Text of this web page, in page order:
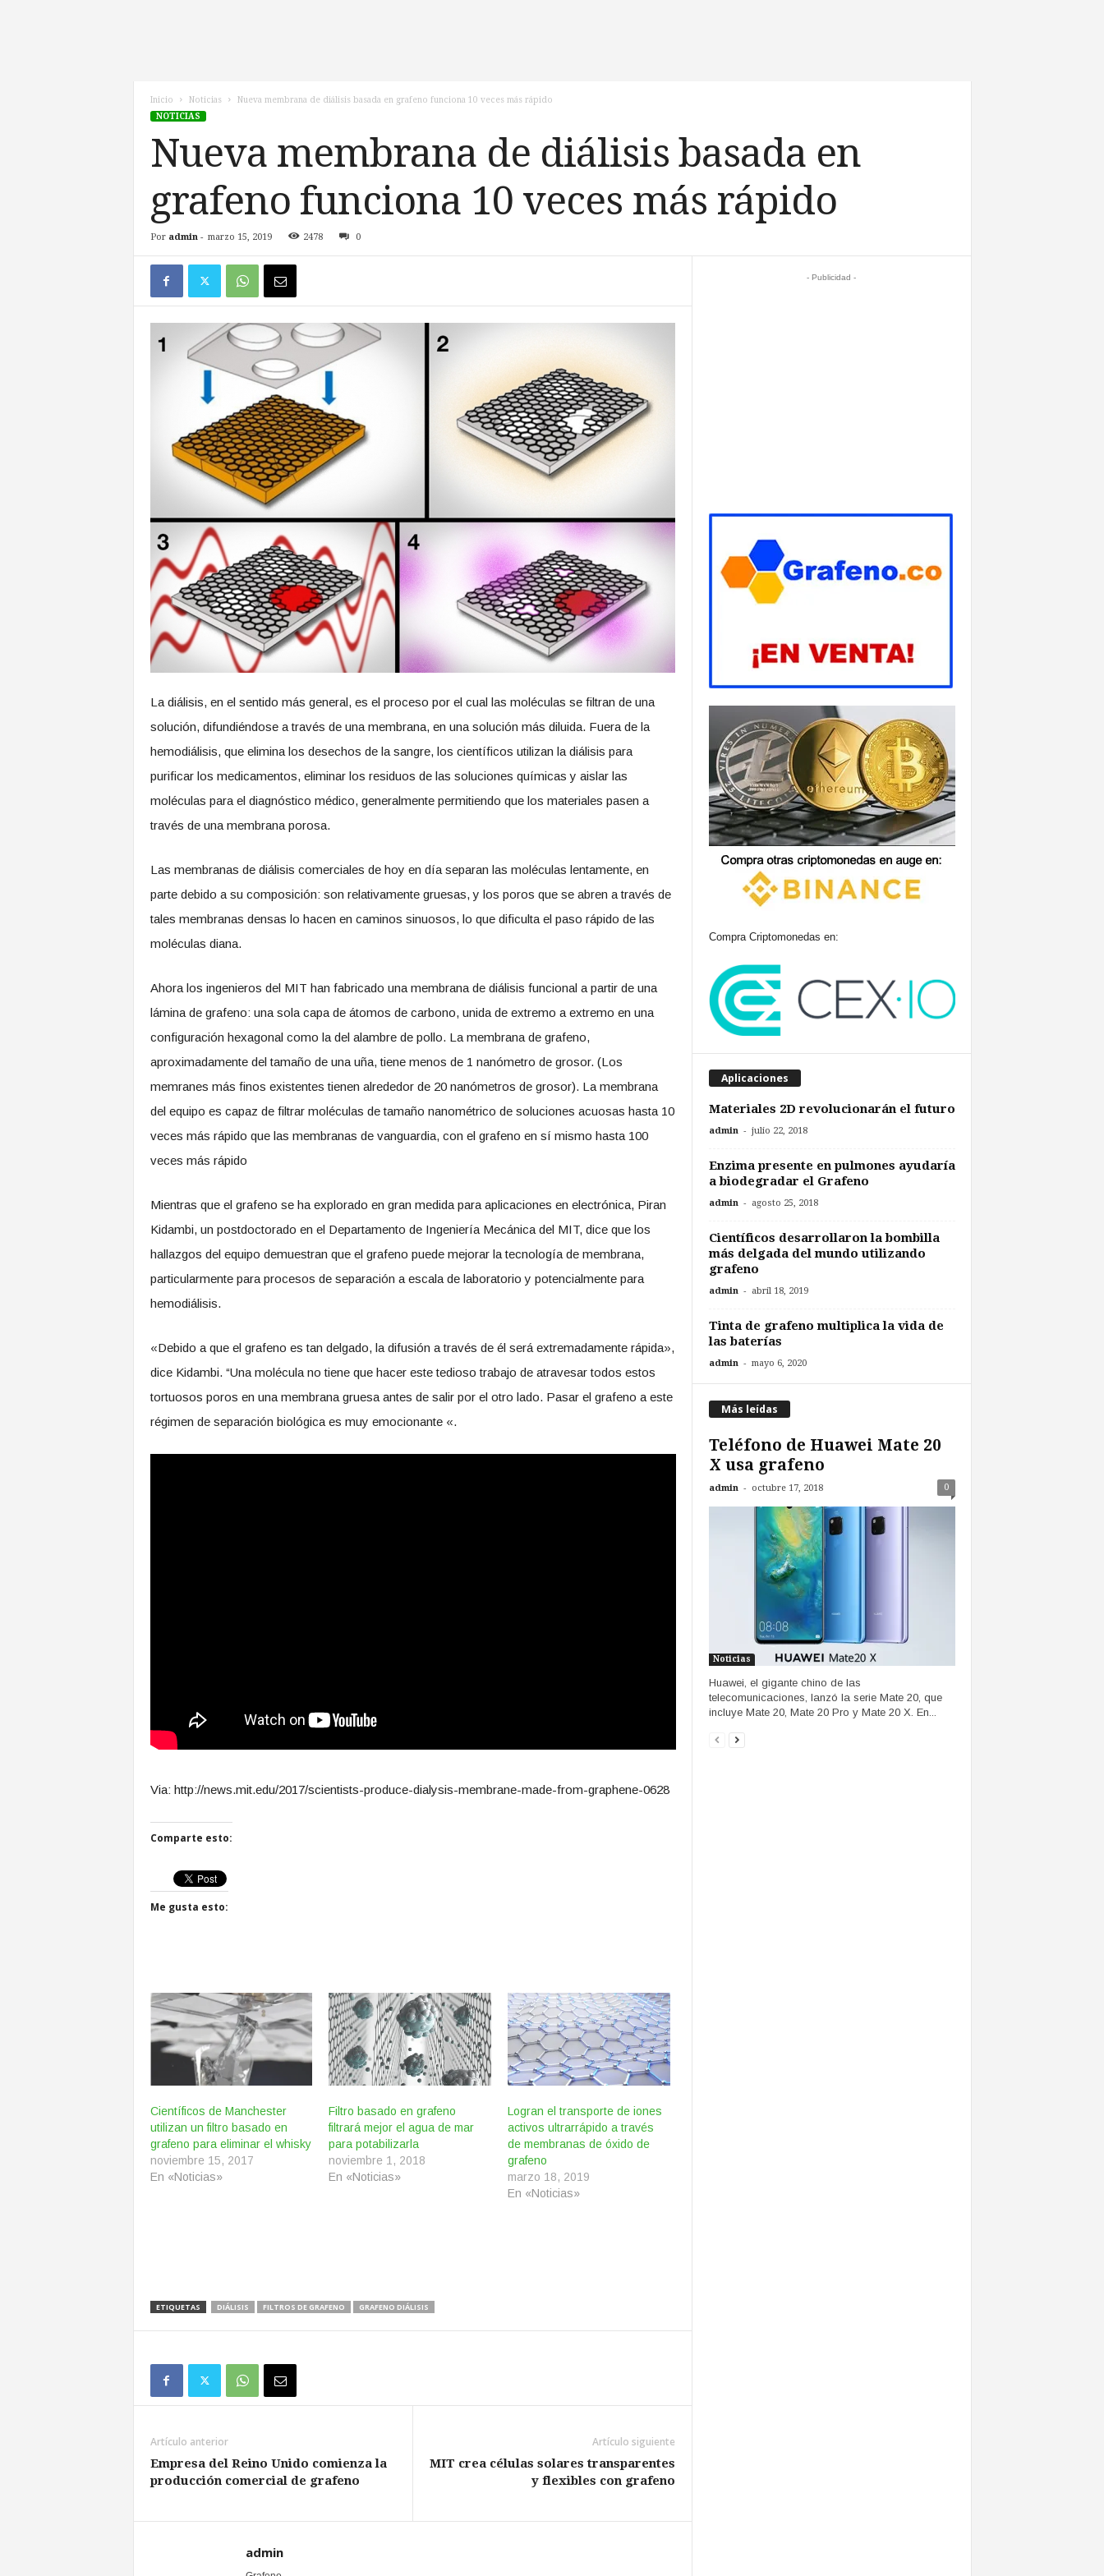
Inicio Noticias
Nueva membrana de diálisis basada en grafeno funciona 10 veces más rápido
NOTICIAS
Nueva membrana de diálisis basada en
grafeno funciona 10 veces más rápido
Por admin- marzo 15, 2019 2478 0
La diálisis, en el sentido más general, es el proceso por el cual las moléculas se filtran de una
solución, difundiéndose a través de una membrana, en una solución más diluida. Fuera de la
hemodiálisis, que elimina los desechos de la sangre, los científicos utilizan la diálisis para
purificar los medicamentos, eliminar los residuos de las soluciones químicas y aislar las
moléculas para el diagnóstico médico, generalmente permitiendo que los materiales pasen a
través de una membrana porosa.
Las membranas de diálisis comerciales de hoy en día separan las moléculas lentamente, en
parte debido a su composición: son relativamente gruesas, y los poros que se abren a través de
tales membranas densas lo hacen en caminos sinuosos, lo que dificulta el paso rápido de las
moléculas diana.
Ahora los ingenieros del MIT han fabricado una membrana de diálisis funcional a partir de una
lámina de grafeno: una sola capa de átomos de carbono, unida de extremo a extremo en una
configuración hexagonal como la del alambre de pollo. La membrana de grafeno,
aproximadamente del tamaño de una uña, tiene menos de 1 nanómetro de grosor. (Los
memranes más finos existentes tienen alrededor de 20 nanómetros de grosor). La membrana
del equipo es capaz de filtrar moléculas de tamaño nanométrico de soluciones acuosas hasta 10
veces más rápido que las membranas de vanguardia, con el grafeno en sí mismo hasta 100
veces más rápido
Mientras que el grafeno se ha explorado en gran medida para aplicaciones en electrónica, Piran
Kidambi, un postdoctorado en el Departamento de Ingeniería Mecánica del MIT, dice que los
hallazgos del equipo demuestran que el grafeno puede mejorar la tecnología de membrana,
particularmente para procesos de separación a escala de laboratorio y potencialmente para
hemodiálisis.
«Debido a que el grafeno es tan delgado, la difusión a través de él será extremadamente rápida»,
dice Kidambi. “Una molécula no tiene que hacer este tedioso trabajo de atravesar todos estos
tortuosos poros en una membrana gruesa antes de salir por el otro lado. Pasar el grafeno a este
régimen de separación biológica es muy emocionante «.
Via: http://news.mit.edu/2017/scientists-produce-dialysis-membrane-made-from-graphene-0628
Comparte esto:
Me gusta esto:
Científicos de Manchester
utilizan un filtro basado en
grafeno para eliminar el whisky
noviembre 15, 2017
En «Noticias»
Filtro basado en grafeno
filtrará mejor el agua de mar
para potabilizarla
noviembre 1, 2018
En «Noticias»
Logran el transporte de iones
activos ultrarrápido a través
de membranas de óxido de
grafeno
marzo 18, 2019
En «Noticias»
ETIQUETAS DIÁLISIS FILTROS DE GRAFENO GRAFENO DIÁLISIS
Artículo anterior
Empresa del Reino Unido comienza la
producción comercial de grafeno
Artículo siguiente
MIT crea células solares transparentes
y flexibles con grafeno
admin
- Publicidad -
Compra Criptomonedas en:
Aplicaciones
Materiales 2D revolucionarán el futuro
admin - julio 22, 2018
Enzima presente en pulmones ayudaría
a biodegradar el Grafeno
admin - agosto 25, 2018
Científicos desarrollaron la bombilla
más delgada del mundo utilizando
grafeno
admin - abril 18, 2019
Tinta de grafeno multiplica la vida de
las baterías
admin - mayo 6, 2020
Más leídas
Teléfono de Huawei Mate 20
X usa grafeno
admin - octubre 17, 2018 0
Noticias
Huawei, el gigante chino de las
telecomunicaciones, lanzó la serie Mate 20, que
incluye Mate 20, Mate 20 Pro y Mate 20 X. En...